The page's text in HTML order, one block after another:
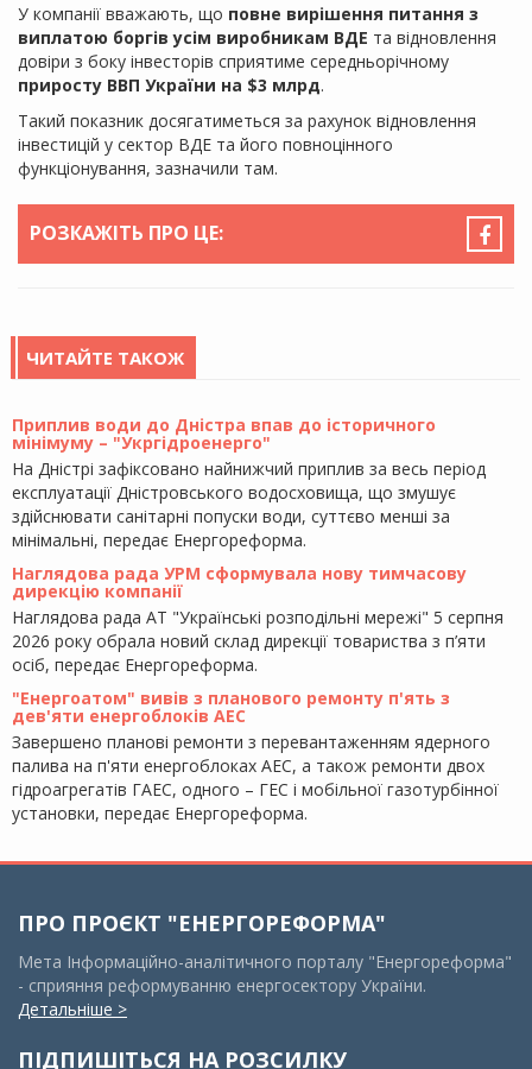
У компанії вважають, що повне вирішення питання з
виплатою боргів усім виробникам ВДЕ та відновлення
довіри з боку інвесторів сприятиме середньорічному
приросту ВВП України на $3 млрд.
Такий показник досягатиметься за рахунок відновлення
інвестицій у сектор ВДЕ та його повноцінного
функціонування, зазначили там.
РОЗКАЖІТЬ ПРО ЦЕ:
ЧИТАЙТЕ ТАКОЖ
Приплив води до Дністра впав до історичного
мінімуму – "Укргідроенерго"
На Дністрі зафіксовано найнижчий приплив за весь період
експлуатації Дністровського водосховища, що змушує
здійснювати санітарні попуски води, суттєво менші за
мінімальні, передає Енергореформа.
Наглядова рада УРМ сформувала нову тимчасову
дирекцію компанії
Наглядова рада АТ "Українські розподільні мережі" 5 серпня
2026 року обрала новий склад дирекції товариства з п’яти
осіб, передає Енергореформа.
"Енергоатом" вивів з планового ремонту п'ять з
дев'яти енергоблоків АЕС
Завершено планові ремонти з перевантаженням ядерного
палива на п'яти енергоблоках АЕС, а також ремонти двох
гідроагрегатів ГАЕС, одного – ГЕС і мобільної газотурбінної
установки, передає Енергореформа.
ПРО ПРОЄКТ "ЕНЕРГОРЕФОРМА"
Мета Інформаційно-аналітичного порталу "Енергореформа"
- сприяння реформуванню енергосектору України.
Детальніше >
ПІДПИШІТЬСЯ НА РОЗСИЛКУ